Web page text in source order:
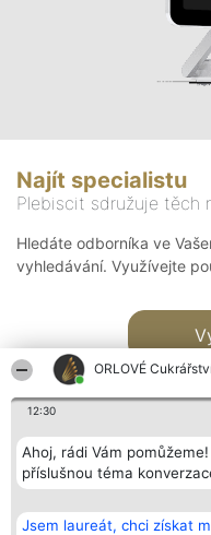
ORLOVÉ
12:30
Ahoj, rádi Vám
příslušnou téma
Jsem laureát, chci získat
Najít specialistu
Plebiscit sdružuje těch
Hledáte odborníka ve
vyhledávání. Využívejte
Bright Side Solutions sp. z o.
o. sp. k.